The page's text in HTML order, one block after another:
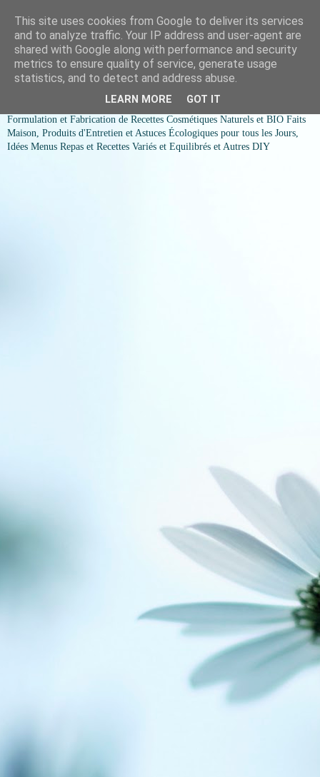
COSMESSENCE BIO Recettes
cosmetiques naturels et Bio et
idées menus variés et équilibrés
Formulation et Fabrication de Recettes Cosmétiques Naturels et BIO Faits
Maison, Produits d'Entretien et Astuces Écologiques pour tous les Jours,
Idées Menus Repas et Recettes Variés et Equilibrés et Autres DIY
This site uses cookies from Google to deliver its services
and to analyze traffic. Your IP address and user-agent are
shared with Google along with performance and security
metrics to ensure quality of service, generate usage
statistics, and to detect and address abuse.
LEARN MORE GOT IT